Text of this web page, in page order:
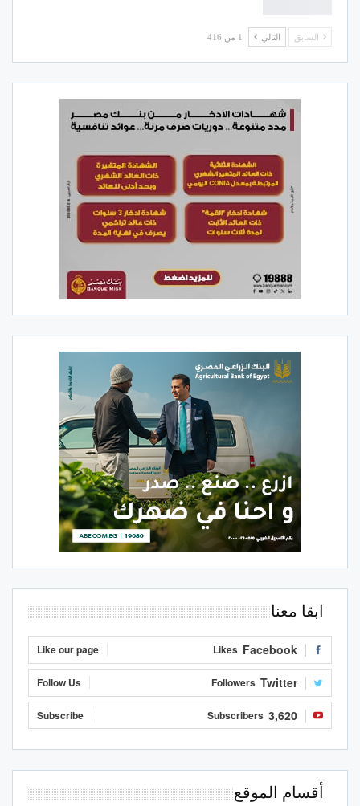
السابق التالي 1 من 416
ابقا معنا
Facebook
Likes
Like our page
Twitter
Followers
Follow Us
3,620
Subscribers
Subscribe
أقسام الموقع